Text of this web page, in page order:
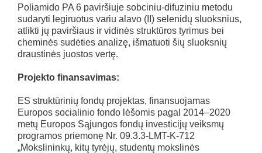
Poliamido PA 6 paviršiuje sobciniu-difuziniu metodu
sudaryti legiruotus variu alavo (II) selenidų sluoksnius,
atlikti jų paviršiaus ir vidinės struktūros tyrimus bei
cheminės sudėties analizę, išmatuoti šių sluoksnių
draustinės juostos vertę.
Projekto finansavimas:
ES struktūrinių fondų projektas, finansuojamas
Europos socialinio fondo lėšomis pagal 2014–2020
metų Europos Sąjungos fondų investicijų veiksmų
programos priemonę Nr. 09.3.3-LMT-K-712
„Mokslininkų, kitų tyrėjų, studentų mokslinės